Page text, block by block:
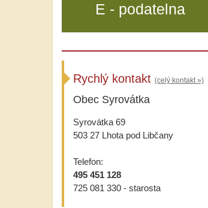
E - podatelna
Rychlý kontakt (celý kontakt »)
Obec Syrovátka
Syrovátka 69
503 27 Lhota pod Libčany
Telefon:
495 451 128
725 081 330 - starosta